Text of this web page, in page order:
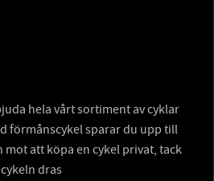
hela vårt sortiment av cyklar
förmånscykel sparar du upp till
mot att köpa en cykel privat, tack
dras